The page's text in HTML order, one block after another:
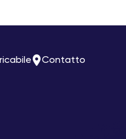
Contatto